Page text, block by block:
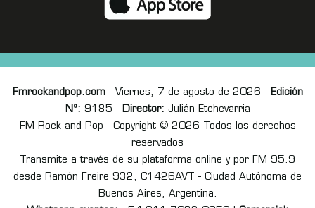
Fmrockandpop.com- Viernes, 7 de agosto de 2026 - Edición
Nº: 9185 - Director: Julián Etchevarria
FM Rock and Pop - Copyright © 2026 Todos los derechos
reservados
Transmite a través de su plataforma online y por FM 95.9
desde Ramón Freire 932, C1426AVT - Ciudad Autónoma de
Buenos Aires, Argentina.